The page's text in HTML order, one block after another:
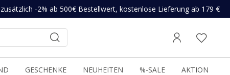
-2% ab 500€ Bestellwert, kostenlose Lieferung ab 179 €
GESCHENKE NEUHEITEN %-SALE AKTION